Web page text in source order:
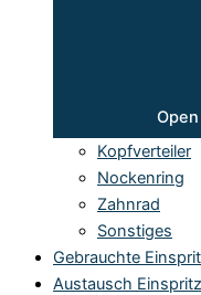
Kopfverteiler
Nockenring
Zahnrad
Sonstiges
Gebrauchte
Austausch